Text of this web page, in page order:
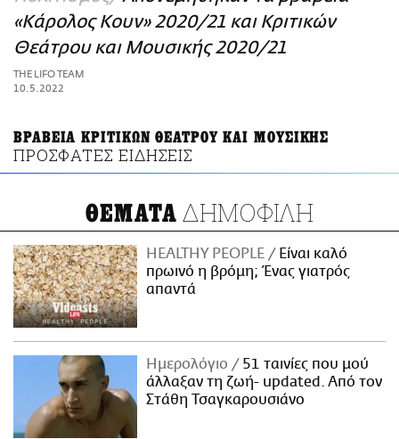
ΑΜΠΑ
PRINT
«Κάρολος Κουν» 2020/21 και Κριτικών
Θεάτρου και Μουσικής 2020/21
THE LIFO TEAM
10.5.2022
ΒΡΑΒΕΙΑ ΚΡΙΤΙΚΩΝ ΘΕΑΤΡΟΥ ΚΑΙ ΜΟΥΣΙΚΗΣ
ΠΡΟΣΦΑΤΕΣ ΕΙΔΗΣΕΙΣ
ΘΕΜΑΤΑ ΔΗΜΟΦΙΛΗ
HEALTHY PEOPLE
Είναι καλό
πρωινό η βρόμη; Ένας γιατρός
απαντά
Ημερολόγιο
51 ταινίες που μού
άλλαξαν τη ζωή- updated. Aπό τον
Στάθη Τσαγκαρουσιάνο